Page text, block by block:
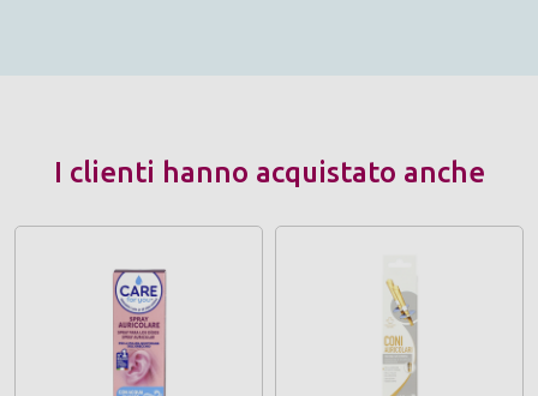
I clienti hanno acquistato anche